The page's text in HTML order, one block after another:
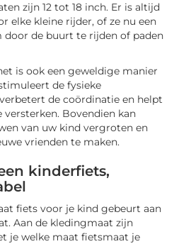
zijn 12 tot 18 inch. Er is altijd
elke kleine rijder, of ze nu een
de buurt te rijden of paden
is ook een geweldige manier
de fysieke
de coördinatie en helpt
Bovendien kan
van uw kind vergroten en
vrienden te maken.
kinderfiets,
fiets voor je kind gebeurt aan
Aan de kledingmaat zijn
je welke maat fietsmaat je